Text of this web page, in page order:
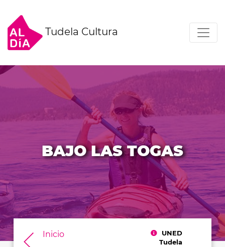
Tudela Cultura
BAJO LAS TOGAS
Inicio
UNED
Tudela